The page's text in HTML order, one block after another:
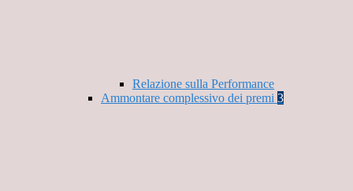
Relazione sulla Performance
Ammontare complessivo dei premi 3